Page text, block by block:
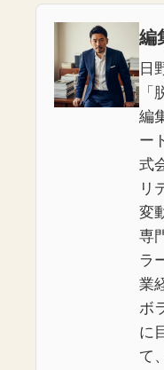
編
日
編
ー
式
リ
変
専
ラ
業
ボ
に
て